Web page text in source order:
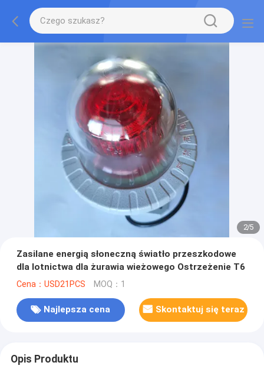
2/5
Zasilane energią słoneczną światło przeszkodowe
dla lotnictwa dla żurawia wieżowego Ostrzeżenie T6
Cena：USD21PCS MOQ：1
Najlepsza cena Skontaktuj się teraz
Opis Produktu